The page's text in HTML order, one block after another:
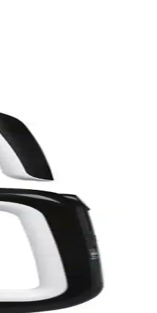
sayesinde günlük kullanımda
kullanımı kolay ve hijyenik
sunar.
sağlar.